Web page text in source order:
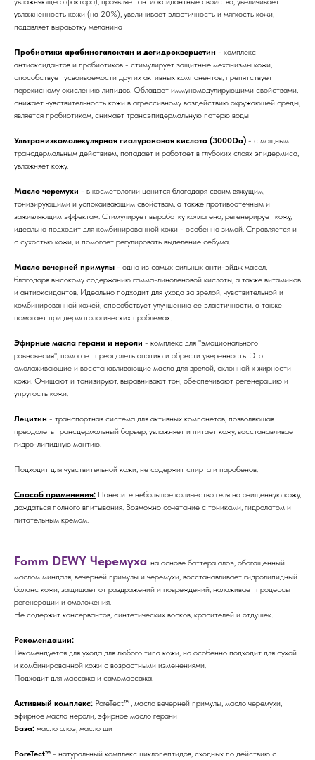
увлажненность кожи (на 20%), увеличивает эластичность и мягкость кожи,
подавляет выраьотку меланина
Пробиотики арабиногалоктан и дегидрокверцетин - комплекс
антиоксидантов и пробиотиков - стимулирует защитные механизмы кожи,
способствует усваиваемости других активных компонентов, препятствует
перекисному окислению липидов. Обладает иммуномодулирующими свойствами,
снижает чувствительность кожи в агрессивному воздействию окружающей среды,
является пробиотиком, снижает трансэпидермальную потерю воды
Ультранизкомолекулярная гиалуроновая кислота (3000Da) - с мощным
трансдермальным действием, попадает и работает в глубоких слоях эпидермиса,
увлажняет кожу.
Масло черемухи - в косметологии ценится благодаря своим вяжущим,
тонизирующими и успокаивающим свойствам, а также противоотечным и
заживляющим эффектам. Стимулирует выработку коллагена, регенерирует кожу,
идеально подходит для комбинированной кожи - особенно зимой. Справляется и
с сухостью кожи, и помогает регулировать выделение себума.
Масло вечерней примулы - одно из самых сильных анти-эйдж масел,
благодаря высокому содержанию гамма-линоленовой кислоты, а также витаминов
и антиоксидантов. Идеально подходит для ухода за зрелой, чувствительной и
комбинированной кожей, способствует улучшению ее эластичности, а также
помогает при дерматологических проблемах.
Эфирные масла герани и нероли - комплекс для "эмоционального
равновесия", помогает преодолеть апатию и обрести уверенность. Это
омолаживающие и восстанавливающие масла для зрелой, склонной к жирности
кожи. Очищают и тонизируют, выравнивают тон, обеспечивают регенерацию и
упругость кожи.
Лецитин - транспортная система для активных компонетов, позволяющая
преодолеть трансдермальный барьер, увлажняет и питает кожу, восстанавливает
гидро-липидную мантию.
Подходит для чувствительной кожи, не содержит спирта и парабенов.
Способ применения: Нанесите небольшое количество геля на очищенную кожу,
дождаться полного впитывания. Возможно сочетание с тониками, гидролатом и
питательным кремом.
Fomm DEWY Черемуха на основе баттера алоэ, обогащенный
маслом миндаля, вечерней примулы и черемухи, восстанавливает гидролипидный
баланс кожи, защищает от раздражений и повреждений, налаживает процессы
регенерации и омоложения.
Не содержит консервантов, синтетических восков, красителей и отдушек.
Рекомендации:
Рекомендуется для ухода для любого типа кожи, но особенно подходит для сухой
и комбинированной кожи с возрастными изменениями.
Подходит для массажа и самомассажа.
Активный комплекс: PoreTect™ , масло вечерней примулы, масло черемухи,
эфирное масло нероли, эфирное масло герани
База: масло алоэ, масло ши
PoreTect™ - натуральный комплекс циклопептидов, сходных по действию с